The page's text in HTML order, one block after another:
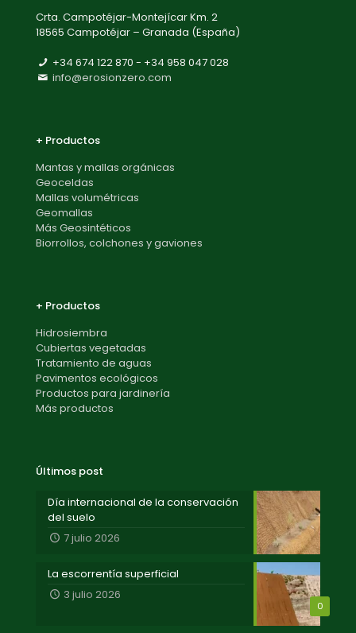
Crta. Campotéjar-Montejícar Km. 2
18565 Campotéjar – Granada (España)
+34 674 122 870 - ‎+34 958 047 028
info@erosionzero.com
+ Productos
Mantas y mallas orgánicas
Geoceldas
Mallas volumétricas
Geomallas
Más Geosintéticos
Biorrollos, colchones y gaviones
+ Productos
Hidrosiembra
Cubiertas vegetadas
Tratamiento de aguas
Pavimentos ecológicos
Productos para jardinería
Más productos
Últimos post
Día internacional de la conservación
del suelo
7 julio 2026
0
La escorrentía superficial
3 julio 2026